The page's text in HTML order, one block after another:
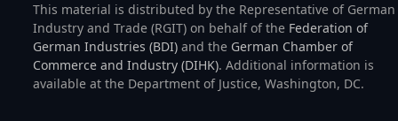
This material is distributed by the Representative of German
Industry and Trade (RGIT) on behalf of the Federation of
German Industries (BDI) and the German Chamber of
Commerce and Industry (DIHK). Additional information is
available at the Department of Justice, Washington, DC.